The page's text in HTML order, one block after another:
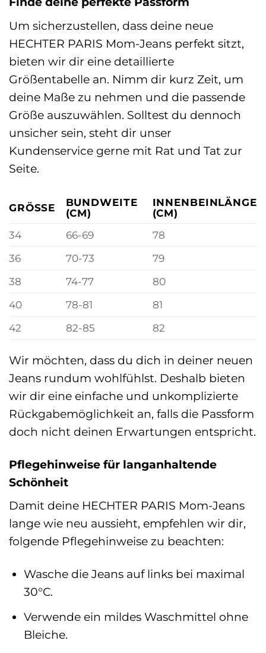
Um sicherzustellen, dass deine neue
HECHTER PARIS Mom-Jeans perfekt sitzt,
bieten wir dir eine detaillierte
Größentabelle an. Nimm dir kurz Zeit, um
deine Maße zu nehmen und die passende
Größe auszuwählen. Solltest du dennoch
unsicher sein, steht dir unser
Kundenservice gerne mit Rat und Tat zur
Seite.
GRÖSSE
BUNDWEITE
(CM)
INNENBEINLÄNGE
(CM)
34
66-69
78
36
70-73
79
38
74-77
80
40
78-81
81
42
82-85 82
Wir möchten, dass du dich in deiner neuen
Jeans rundum wohlfühlst. Deshalb bieten
wir dir eine einfache und unkomplizierte
Rückgabemöglichkeit an, falls die Passform
doch nicht deinen Erwartungen entspricht.
Pflegehinweise für langanhaltende
Schönheit
Damit deine HECHTER PARIS Mom-Jeans
lange wie neu aussieht, empfehlen wir dir,
folgende Pflegehinweise zu beachten:
Wasche die Jeans auf links bei maximal
30°C.
Verwende ein mildes Waschmittel ohne
Bleiche.